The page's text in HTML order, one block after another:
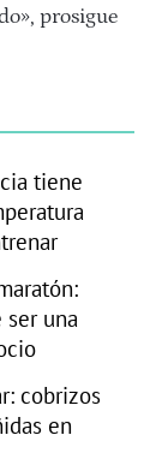
prosigue
tiene
una
cobrizos
en